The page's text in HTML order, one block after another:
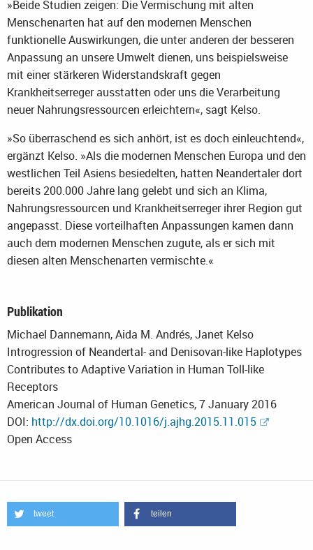
»Beide Studien zeigen: Die Vermischung mit alten
Menschenarten hat auf den modernen Menschen
funktionelle Auswirkungen, die unter anderen der besseren
Anpassung an unsere Umwelt dienen, uns beispielsweise
mit einer stärkeren Widerstandskraft gegen
Krankheitserreger ausstatten oder uns die Verarbeitung
neuer Nahrungsressourcen erleichtern«, sagt Kelso.
»So überraschend es sich anhört, ist es doch einleuchtend«,
ergänzt Kelso. »Als die modernen Menschen Europa und den
westlichen Teil Asiens besiedelten, hatten Neandertaler dort
bereits 200.000 Jahre lang gelebt und sich an Klima,
Nahrungsressourcen und Krankheitserreger ihrer Region gut
angepasst. Diese vorteilhaften Anpassungen kamen dann
auch dem modernen Menschen zugute, als er sich mit
diesen alten Menschenarten vermischte.«
Publikation
Michael Dannemann, Aida M. Andrés, Janet Kelso
Introgression of Neandertal- and Denisovan-like Haplotypes
Contributes to Adaptive Variation in Human Toll-like
Receptors
American Journal of Human Genetics, 7 January 2016
DOI: http://dx.doi.org/10.1016/j.ajhg.2015.11.015
Open Access
tweet teilen